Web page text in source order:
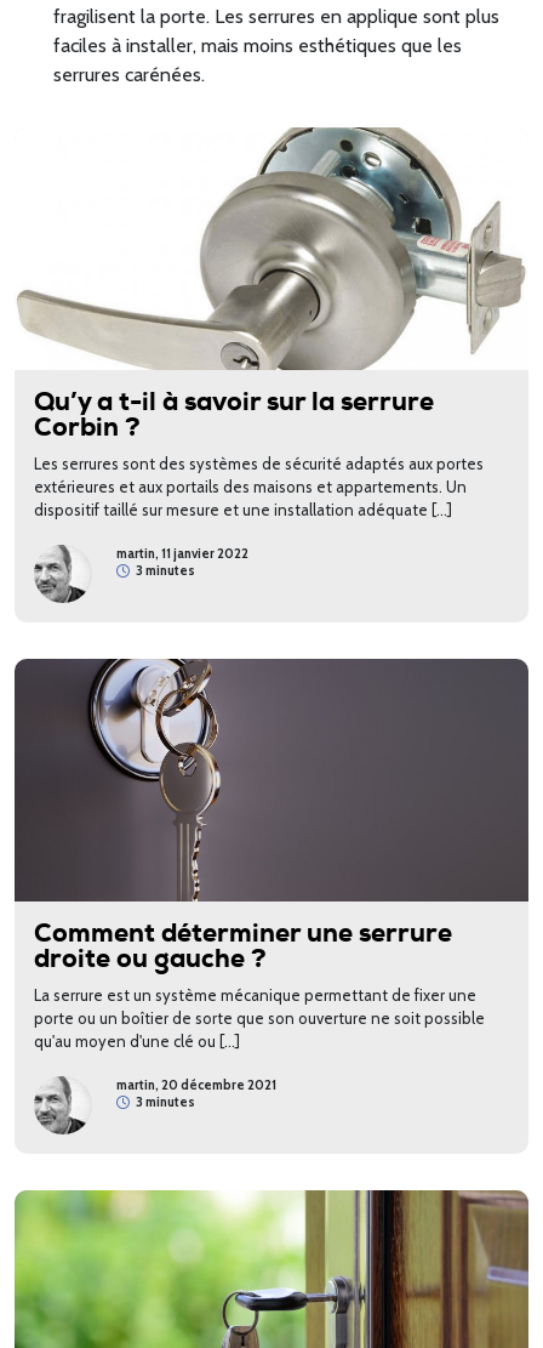
fragilisent la porte. Les serrures en applique sont plus
faciles à installer, mais moins esthétiques que les
serrures carénées.
Qu’y a t-il à savoir sur la serrure
Corbin ?
Les serrures sont des systèmes de sécurité adaptés aux portes
extérieures et aux portails des maisons et appartements. Un
dispositif taillé sur mesure et une installation adéquate […]
martin, 11 janvier 2022
3 minutes
Comment déterminer une serrure
droite ou gauche ?
La serrure est un système mécanique permettant de fixer une
porte ou un boîtier de sorte que son ouverture ne soit possible
qu'au moyen d'une clé ou […]
martin, 20 décembre 2021
3 minutes